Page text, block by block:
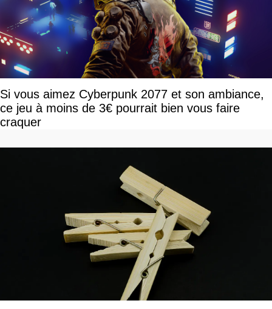
Si vous aimez Cyberpunk 2077 et son ambiance,
ce jeu à moins de 3€ pourrait bien vous faire
craquer